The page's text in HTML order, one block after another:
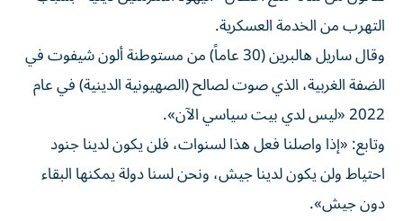
التهرب من الخدمة العسكرية.
وقال ساريل هالبرين (30 عاماً) من مستوطنة ألون شيفوت في
الضفة الغربية، الذي صوت لصالح (الصهيونية الدينية) في عام
2022 «ليس لدي بيت سياسي الآن».
وتابع: «إذا واصلنا فعل هذا لسنوات، فلن يكون لدينا جنود
احتياط ولن يكون لدينا جيش، ونحن لسنا دولة يمكنها البقاء
دون جيش».